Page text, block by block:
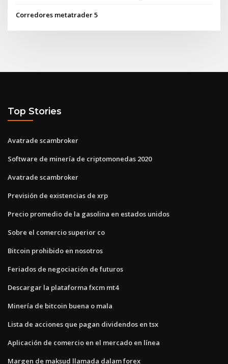
Corredores metatrader 5
Top Stories
Avatrade scambroker
Software de minería de criptomonedas 2020
Avatrade scambroker
Previsión de existencias de xrp
Precio promedio de la gasolina en estados unidos
Sobre el comercio superior co
Bitcoin prohibido en nosotros
Feriados de negociación de futuros
Descargar la plataforma fxcm mt4
Minería de bitcoin buena o mala
Lista de acciones que pagan dividendos en tsx
Aplicación de comercio en el mercado en línea
Margen de maksud llamada dalam forex